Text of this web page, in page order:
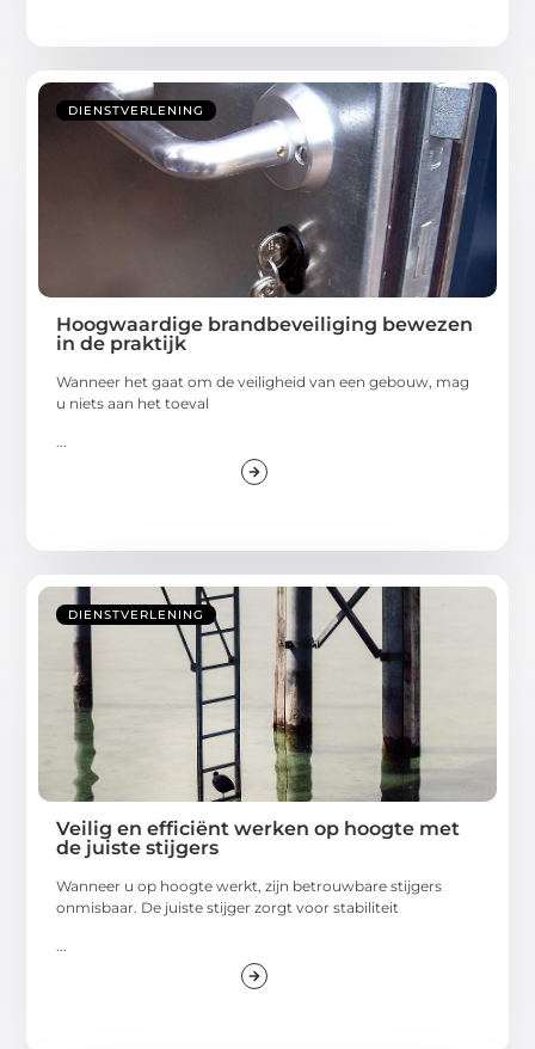
DIENSTVERLENING
Hoogwaardige brandbeveiliging bewezen
in de praktijk
Wanneer het gaat om de veiligheid van een gebouw, mag
u niets aan het toeval
DIENSTVERLENING
Veilig en efficiënt werken op hoogte met
de juiste stijgers
Wanneer u op hoogte werkt, zijn betrouwbare stijgers
onmisbaar. De juiste stijger zorgt voor stabiliteit
...